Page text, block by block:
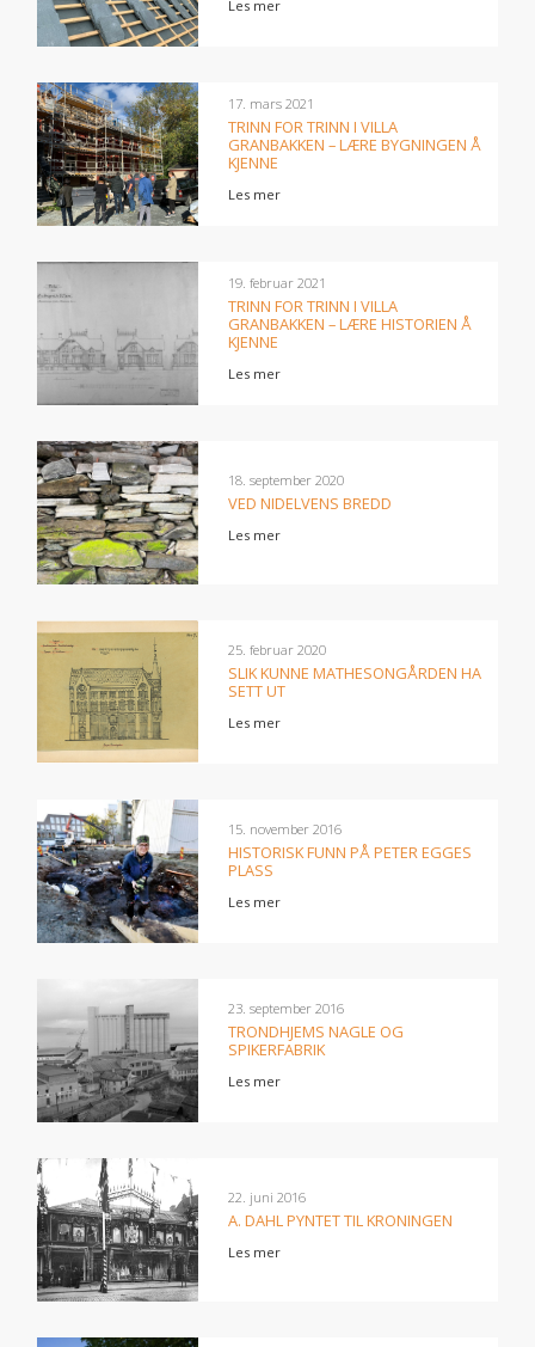
Les mer
17. mars 2021
TRINN FOR TRINN I VILLA
GRANBAKKEN – LÆRE BYGNINGEN Å
KJENNE
Les mer
19. februar 2021
TRINN FOR TRINN I VILLA
GRANBAKKEN – LÆRE HISTORIEN Å
KJENNE
Les mer
18. september 2020
VED NIDELVENS BREDD
Les mer
25. februar 2020
SLIK KUNNE MATHESONGÅRDEN HA
SETT UT
Les mer
15. november 2016
HISTORISK FUNN PÅ PETER EGGES
PLASS
Les mer
23. september 2016
TRONDHJEMS NAGLE OG
SPIKERFABRIK
Les mer
22. juni 2016
A. DAHL PYNTET TIL KRONINGEN
Les mer